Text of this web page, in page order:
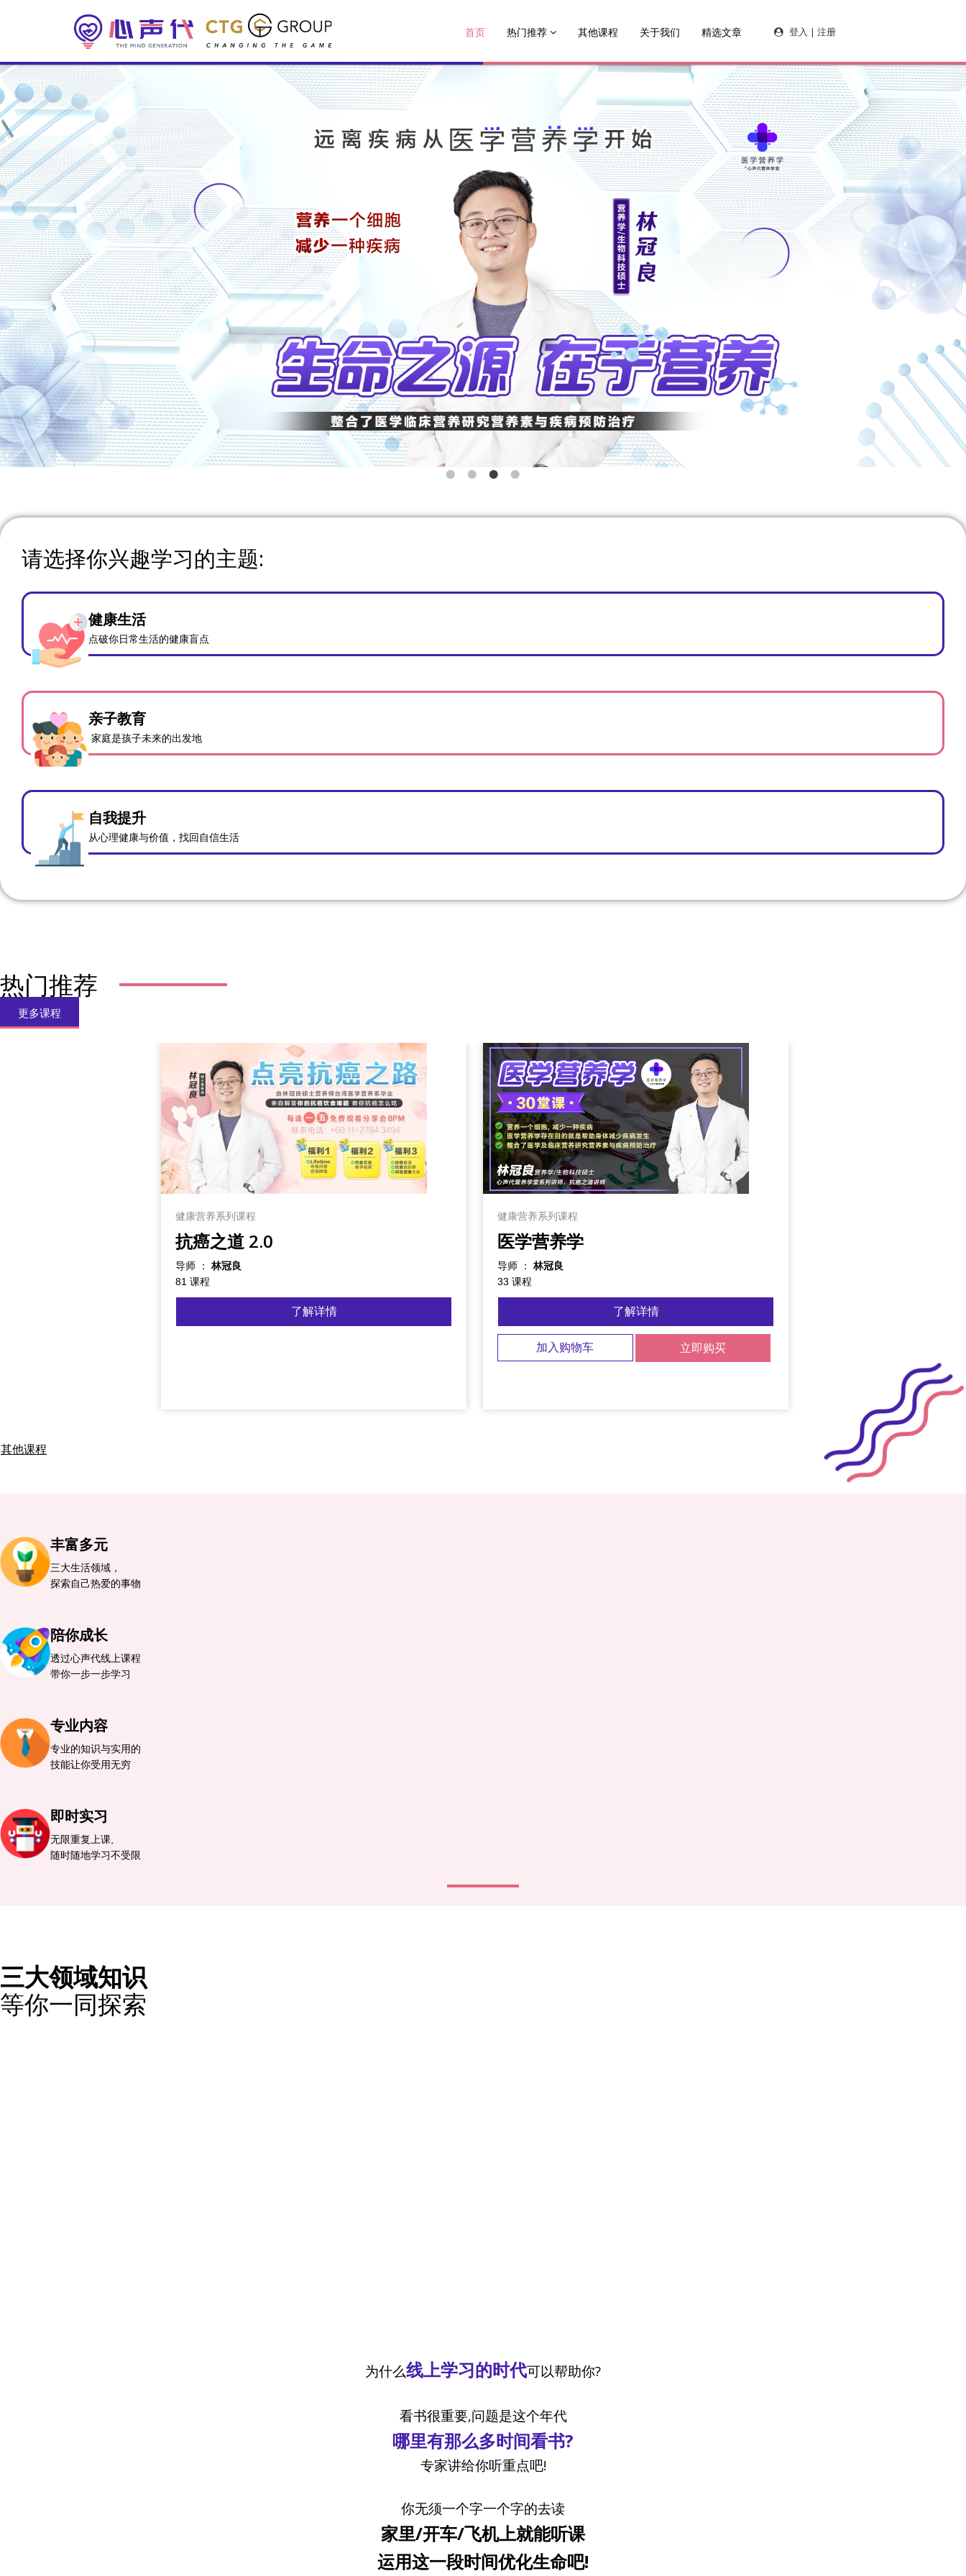
首页 热门推荐 其他课程 关于我们 精选文章 登入 | 注册
请选择你兴趣学习的主题:
健康生活
点破你日常生活的健康盲点
亲子教育
家庭是孩子未来的出发地
自我提升
从心理健康与价值，找回自信生活
热门推荐
更多课程
健康营养系列课程
抗癌之道 2.0
导师 ：
林冠良
81 课程
了解详情
健康营养系列课程
医学营养学
导师 ：
林冠良
33 课程
了解详情
加入购物车 立即购买
其他课程
丰富多元
三大生活领域，
探索自己热爱的事物
陪你成长
透过心声代线上课程
带你一步一步学习
专业内容
专业的知识与实用的
技能让你受用无穷
即时实习
无限重复上课,
随时随地学习不受限
三大领域知识
等你一同探索
为什么线上学习的时代可以帮助你?
看书很重要,问题是这个年代
哪里有那么多时间看书?
专家讲给你听重点吧!
你无须一个字一个字的去读
家里/开车/飞机上就能听课
运用这一段时间优化生命吧!